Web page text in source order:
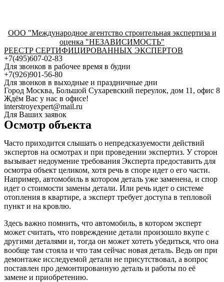
ООО "Международное агентство строительная экспертиза и
оценка "НЕЗАВИСИМОСТЬ"
РЕЕСТР СЕРТИФИЦИРОВАННЫХ ЭКСПЕРТОВ
+7(495)607-02-83
Для звонков в рабочее время в будни
+7(926)901-56-80
Для звонков в выходные и праздничные дни
Город Москва, Большой Сухаревский переулок, дом 11, офис 8
Ждём Вас у нас в офисе!
interstroyexpert@mail.ru
Для Ваших заявок
Осмотр объекта
Часто приходится слышать о непредсказуемости действий
экспертов на осмотрах и при проведении экспертиз. У сторон
вызывает недоумение требования Эксперта предоставить для
осмотра объект целиком, хотя речь в споре идет о его части.
Например, автомобиль в котором деталь уже заменена, и спор
идет о стоимости замены детали. Или речь идет о системе
отопления в квартире, а эксперт требует доступа в тепловой
пункт и на кровлю.
Здесь важно помнить, что автомобиль, в котором эксперт
может считать, что повреждение детали произошло вкупе с
другими деталями и, тогда он может хотеть убедиться, что она
вообще там стояла и что там сейчас новая деталь. Ведь он при
демонтаже исследуемой детали не присутствовал, а вопрос
поставлен про демонтированную деталь и работы по её
замене и приобретению.